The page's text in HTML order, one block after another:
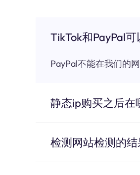
TikTok和PayPal
PayPal不能在我们的网
静态ip购买之后在
检测网站检测的